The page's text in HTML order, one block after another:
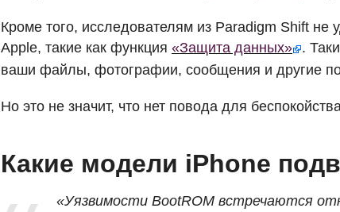
Кроме того, исследователям из Paradigm Shift не
Apple, такие как функция «Защита данных»
.
ваши файлы, фотографии, сообщения и другие
Но это не значит, что нет повода для
Какие модели iPhone
«Уязвимости BootROM встречаются